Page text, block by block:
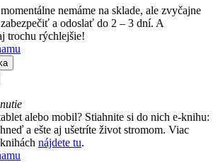
nemáme na sklade, ale zvyčajne
a odoslať do 2 – 3 dní. A
trochu rýchlejšie!
alebo mobil? Stiahnite si do nich e-knihu:
a ešte aj ušetríte život stromom. Viac
nájdete tu.